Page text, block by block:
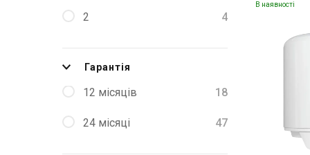
2 4
Гарантія
12 місяців 18
24 місяці 47
В наявності